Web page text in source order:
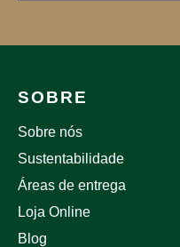
SOBRE
Sobre nós
Sustentabilidade
Áreas de entrega
Loja Online
Blog